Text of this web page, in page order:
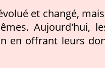
et changé,
Aujourd'hui,
en offrant leurs